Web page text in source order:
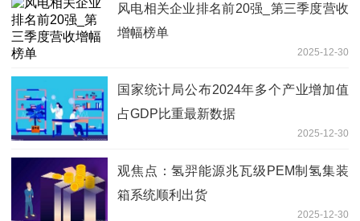
风电相关企业排名前20强_第三季度营收
增幅榜单
2025-12-30
国家统计局公布2024年多个产业增加值
占GDP比重最新数据
2025-12-30
观焦点：氢羿能源兆瓦级PEM制氢集装
箱系统顺利出货
2025-12-30